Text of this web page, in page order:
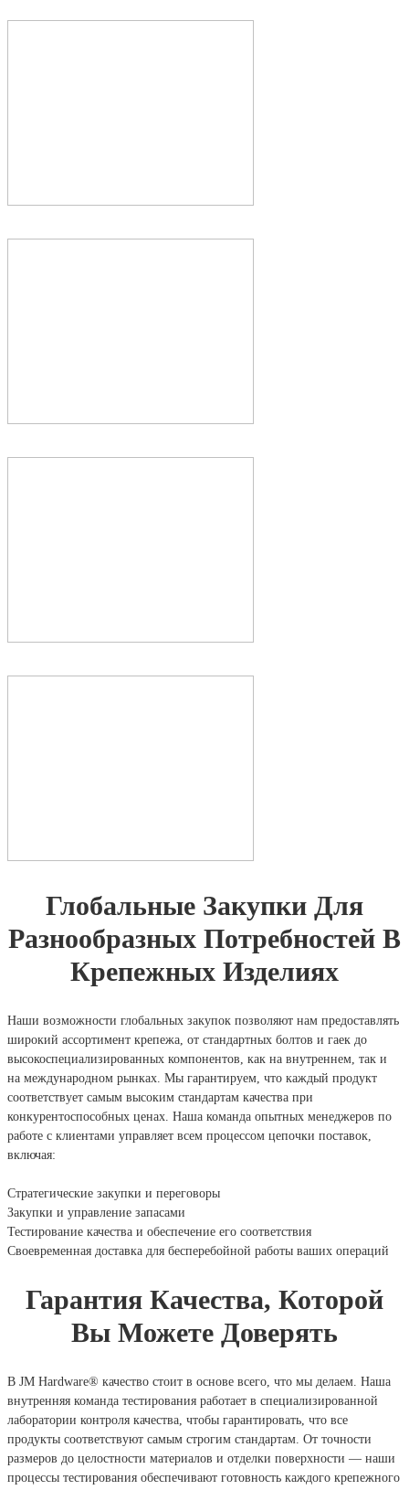
Глобальные Закупки Для
Разнообразных Потребностей В
Крепежных Изделиях
Наши возможности глобальных закупок позволяют нам предоставлять
широкий ассортимент крепежа, от стандартных болтов и гаек до
высокоспециализированных компонентов, как на внутреннем, так и
на международном рынках. Мы гарантируем, что каждый продукт
соответствует самым высоким стандартам качества при
конкурентоспособных ценах. Наша команда опытных менеджеров по
работе с клиентами управляет всем процессом цепочки поставок,
включая:
Стратегические закупки и переговоры
Закупки и управление запасами
Тестирование качества и обеспечение его соответствия
Своевременная доставка для бесперебойной работы ваших операций
Гарантия Качества, Которой
Вы Можете Доверять
В JM Hardware® качество стоит в основе всего, что мы делаем. Наша
внутренняя команда тестирования работает в специализированной
лаборатории контроля качества, чтобы гарантировать, что все
продукты соответствуют самым строгим стандартам. От точности
размеров до целостности материалов и отделки поверхности — наши
процессы тестирования обеспечивают готовность каждого крепежного